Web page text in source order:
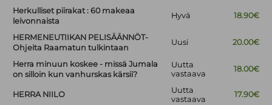
Herkulliset piirakat : 60 makeaa
leivonnaista
Hyvä 18.90€
HERMENEUTIIKAN PELISÄÄNNÖT-
Ohjeita Raamatun tulkintaan
Uusi 20.00€
Herra minuun koskee - missä Jumala
on silloin kun vanhurskas kärsii?
Uutta
vastaava
18.00€
HERRA NIILO
Uutta
vastaava
17.90€